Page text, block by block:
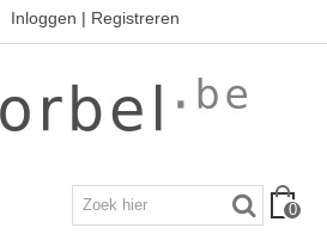
Inloggen | Registreren
0